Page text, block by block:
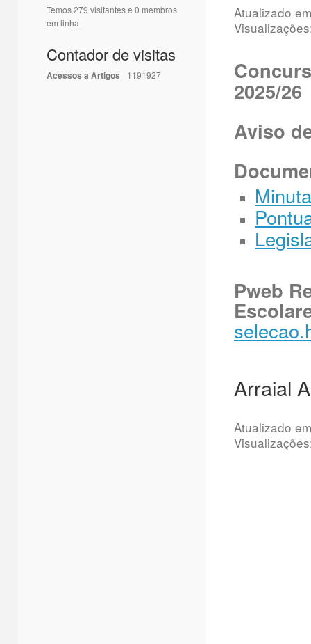
Temos 279 visitantes e 0 membros
em linha
Contador de visitas
Acessos a Artigos 1191927
Atualizado
2025/26
Aviso
Pweb
Arraial
Atualizado